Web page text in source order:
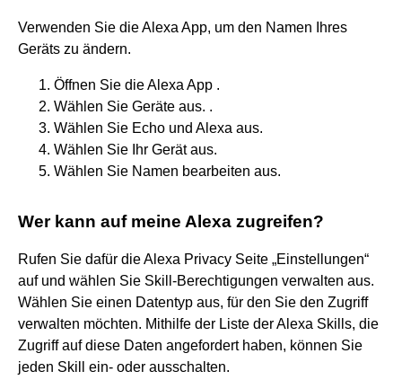
Verwenden Sie die Alexa App, um den Namen Ihres
Geräts zu ändern.
Öffnen Sie die Alexa App .
Wählen Sie Geräte aus. .
Wählen Sie Echo und Alexa aus.
Wählen Sie Ihr Gerät aus.
Wählen Sie Namen bearbeiten aus.
Wer kann auf meine Alexa zugreifen?
Rufen Sie dafür die Alexa Privacy Seite „Einstellungen“
auf und wählen Sie Skill-Berechtigungen verwalten aus.
Wählen Sie einen Datentyp aus, für den Sie den Zugriff
verwalten möchten. Mithilfe der Liste der Alexa Skills, die
Zugriff auf diese Daten angefordert haben, können Sie
jeden Skill ein- oder ausschalten.